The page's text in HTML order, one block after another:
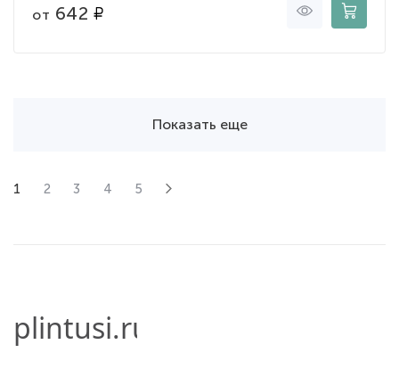
от 642
Показать еще
1 2 3 4 5